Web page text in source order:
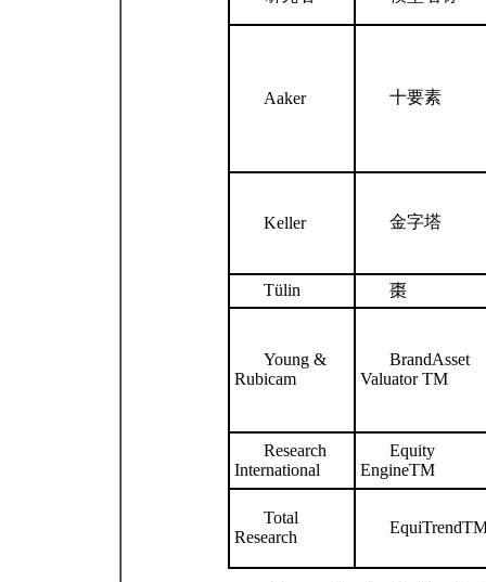
Aaker 十要素
Keller 金字塔
Tülin 棗
Young &
Rubicam
BrandAsset
Valuator TM
Research
International
Equity
EngineTM
Total
Research